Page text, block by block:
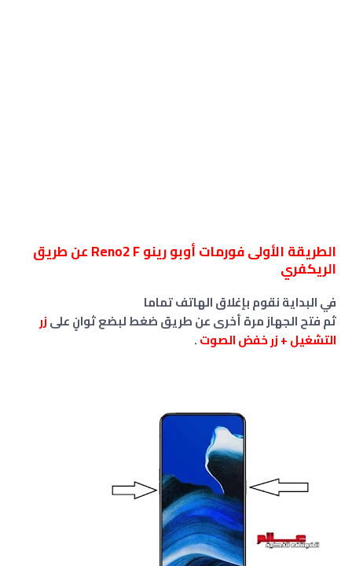
الطريقة الأولى فورمات أوبو رينو Reno2 F عن طريق
الريكفري
في البداية نقوم بإغلاق الهاتف تماما
ثم فتح الجهاز مرة أخرى عن طريق ضغط لبضع ثوانٍ علىزر
التشغيل + زرخفض الصوت.